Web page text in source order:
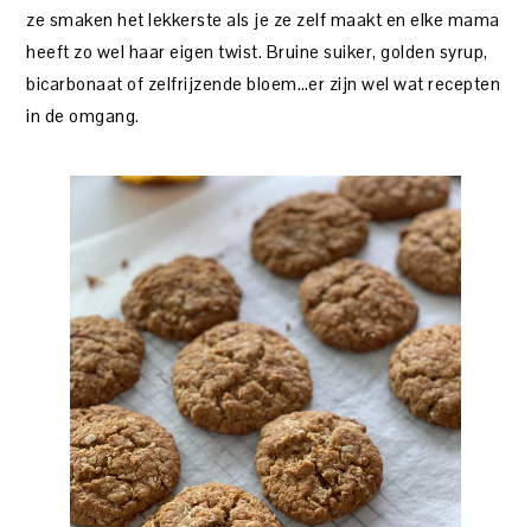
ze smaken het lekkerste als je ze zelf maakt en elke mama
heeft zo wel haar eigen twist. Bruine suiker, golden syrup,
bicarbonaat of zelfrijzende bloem…er zijn wel wat recepten
in de omgang.